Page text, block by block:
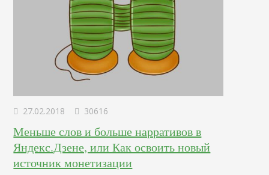
27.02.2018 30616
Меньше слов и больше нарративов в
Яндекс.Дзене, или Как освоить новый
источник монетизации